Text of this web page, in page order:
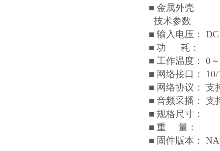
■ 金属外壳
技术参数
■ 输入电压：
■ 功 耗：
■ 工作温度： 0
■ 网络接口：
■ 网络协议： 支
■ 音频采播： 支
■ 规格尺寸：
■ 重 量：
■ 固件版本：